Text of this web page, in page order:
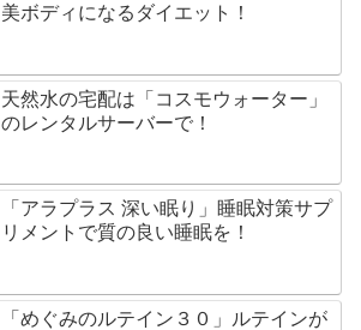
美ボディになるダイエット！
天然水の宅配は「コスモウォーター」
のレンタルサーバーで！
「アラプラス 深い眠り」睡眠対策サプ
リメントで質の良い睡眠を！
「めぐみのルテイン３０」ルテインが